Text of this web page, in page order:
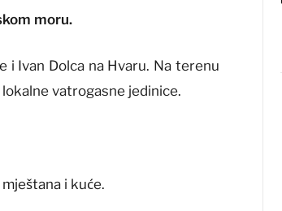
moru.
i Ivan Dolca na Hvaru. Na terenu
lokalne vatrogasne jedinice.
i kuće.